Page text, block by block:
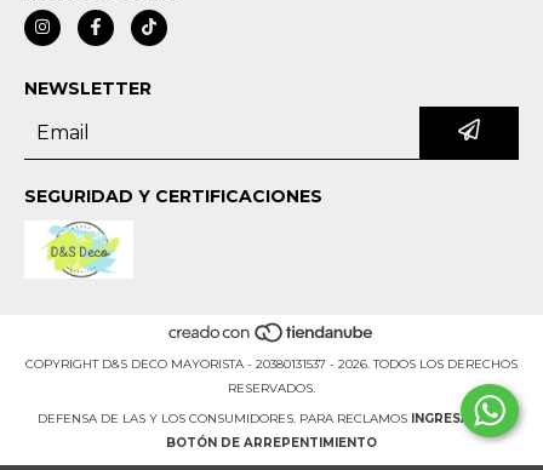
NEWSLETTER
SEGURIDAD Y CERTIFICACIONES
COPYRIGHT D&S DECO MAYORISTA - 20380131537 - 2026. TODOS LOS DERECHOS
RESERVADOS.
DEFENSA DE LAS Y LOS CONSUMIDORES. PARA RECLAMOS INGRESÁ ACÁ.
BOTÓN DE ARREPENTIMIENTO